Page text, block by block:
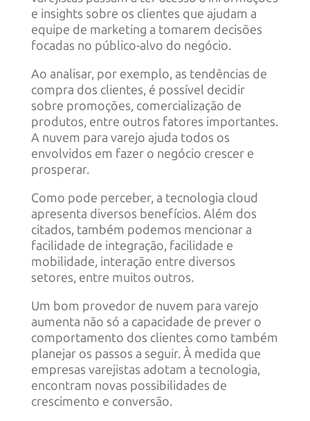
e insights sobre os clientes que ajudam a
equipe de marketing a tomarem decisões
focadas no público-alvo do negócio.
Ao analisar, por exemplo, as tendências de
compra dos clientes, é possível decidir
sobre promoções, comercialização de
produtos, entre outros fatores importantes.
A nuvem para varejo ajuda todos os
envolvidos em fazer o negócio crescer e
prosperar.
Como pode perceber, a tecnologia cloud
apresenta diversos benefícios. Além dos
citados, também podemos mencionar a
facilidade de integração, facilidade e
mobilidade, interação entre diversos
setores, entre muitos outros.
Um bom provedor de nuvem para varejo
aumenta não só a capacidade de prever o
comportamento dos clientes como também
planejar os passos a seguir. À medida que
empresas varejistas adotam a tecnologia,
encontram novas possibilidades de
crescimento e conversão.